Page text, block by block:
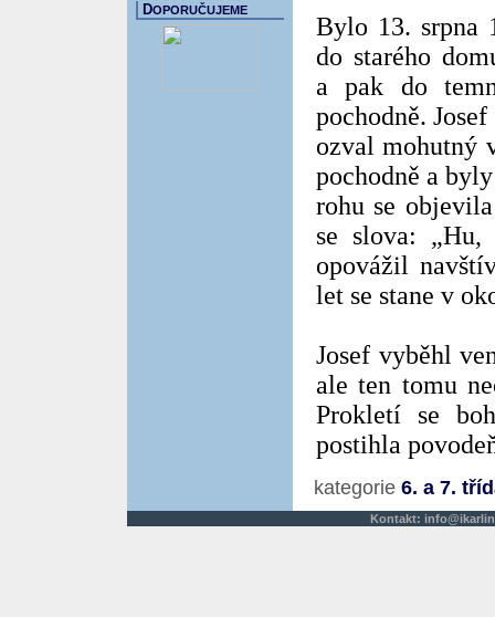
Bylo 13. srpna
do starého
a pak do
pochodně.
ozval mohutný
pochodně a
rohu se
se slova:
opovážil
let se stane v
Josef vyběhl
ale ten tomu
Prokletí se
postihla
kategorie 6. a 7.
DOPORUČUJEME
Kontakt: